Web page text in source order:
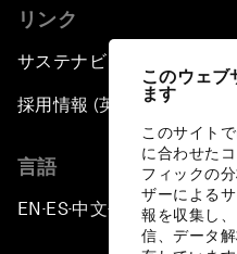
このウェ
ます
このサイト
に合わせた
フィックの
ザーによる
報を収集し
信、データ
リンク
サステナビリティへの取り
採用情報 (英語のみ)
言語
EN ▪ ES▪中文▪ 日本語